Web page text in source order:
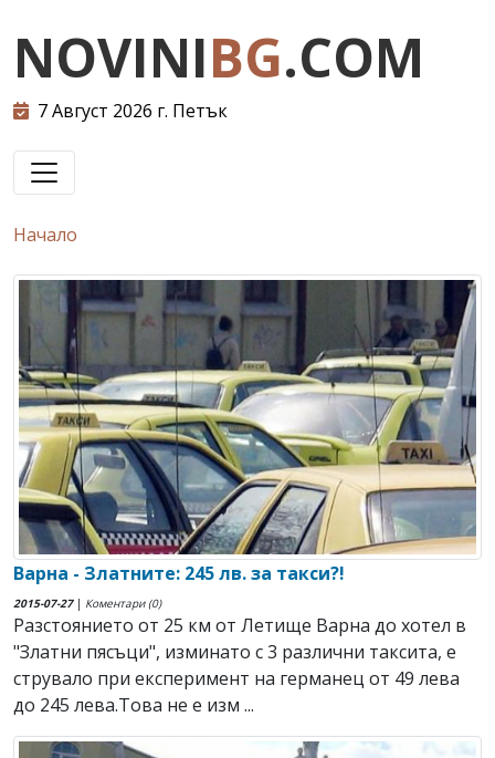
NOVINIBG.COM
7 Август 2026 г. Петък
Начало
Варна - Златните: 245 лв. за такси?!
2015-07-27| Коментари (0)
Разстоянието от 25 км от Летище Варна до хотел в
"Златни пясъци", изминато с 3 различни таксита, е
струвало при експеримент на германец от 49 лева
до 245 лева.Това не е изм ...